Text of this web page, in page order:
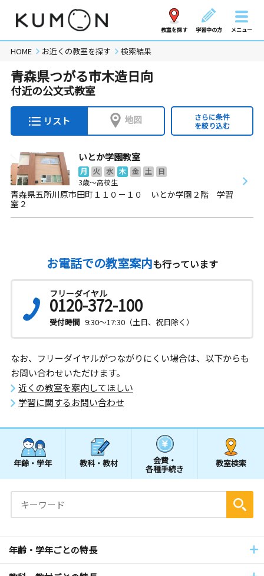
教室を探す 学習中の方 メニュー
HOME お近くの教室を探す 検索結果
青森県つがる市木造日向
付近の公文式教室
リスト 地図
さらに条件
を絞り込む
いとか学園教室
月 火 水 木 金 土
日
3歳～高校生
青森県五所川原市田町１１０－１０ いとか学園２階 学習
室２
お電話での教室案内も行っています
フリーダイヤル
0120-372-100
受付時間 9:30～17:30（土日、祝日除く）
なお、フリーダイヤルがつながりにくい場合は、以下からも
お問い合わせいただけます。
近くの教室を案内してほしい
学習に関するお問い合わせ
年齢・学年 教科・教材 会費・
各種手続き
教室検索
年齢・学年ごとの特長